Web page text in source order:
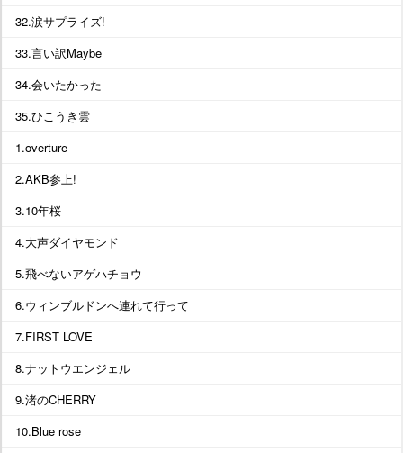
32.涙サプライズ!
33.言い訳Maybe
34.会いたかった
35.ひこうき雲
1.overture
2.AKB参上!
3.10年桜
4.大声ダイヤモンド
5.飛べないアゲハチョウ
6.ウィンブルドンへ連れて行って
7.FIRST LOVE
8.ナットウエンジェル
9.渚のCHERRY
10.Blue rose